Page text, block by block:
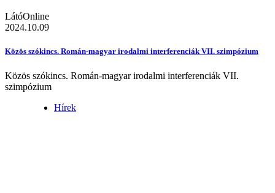
LátóOnline
2024.10.09
Közös szókincs. Román-magyar irodalmi interferenciák VII. szimpózium
Közös szókincs. Román-magyar irodalmi interferenciák VII.
szimpózium
Hírek